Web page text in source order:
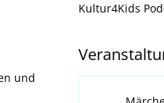
und
Kultur4Kids